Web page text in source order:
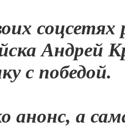
соцсетях
Андрей
с победой.
анонс, а